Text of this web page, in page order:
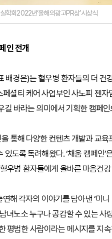
학회2022년‘올해의광고PR상’시상식
인 전개
경은)는 혈우병 환자들의 더 건
셜티 케어 사업부인 사노피 젠
길 바라는 의미에서 기획한 캠페
통해 다양한 컨텐츠 개발과 교
도록 독려해왔다. ‘채움 캠페인
우병 환자들에게 올바른 마음건
해 각자의 이야기를 담아낸 ‘미
녀노소 누구나 공감할 수 있는
평범한 사람이라는 메시지를 지